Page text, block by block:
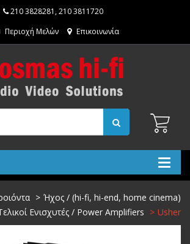
210 3828281 ,210 3811720
Περιοχή Μελών
Επικοινωνία
Ήχος / (hi-fi, hi-end, home cinema)
Ενισχυτές / Power Amplifiers
Usher